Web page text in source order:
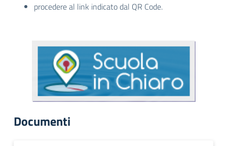
procedere al link indicato dal QR Code.
Documenti